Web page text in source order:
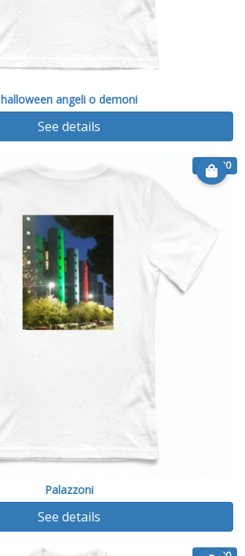
halloween angeli o demoni
See details
€ 14.90
Palazzoni
See details